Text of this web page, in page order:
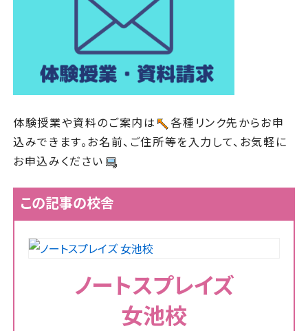
体験授業や資料のご案内は
各種リンク先からお申
込みできます。お名前、ご住所等を入力して、お気軽に
お申込みください
この記事の校舎
ノートスプレイズ
女池校